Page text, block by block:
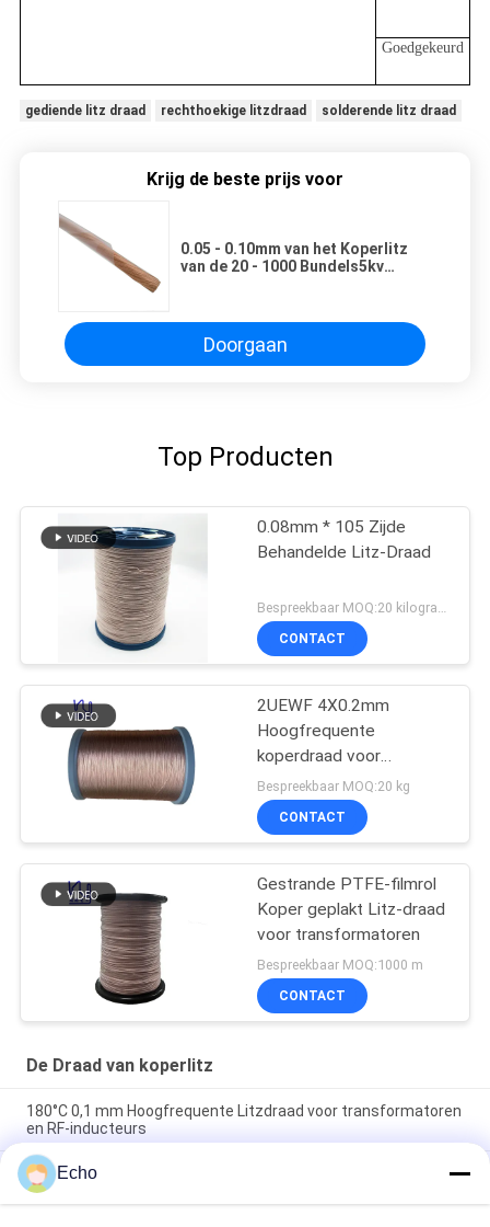
Goedgekeurd
gediende litz draad rechthoekige litzdraad solderende litz draad
Krijg de beste prijs voor
0.05 - 0.10mm van het Koperlitz
van de 20 - 1000 Bundels5kv
Magneet
Doorgaan
Top Producten
0.08mm * 105 Zijde
Behandelde Litz-Draad
Bespreekbaar MOQ:20 kilogram/Kilogram
CONTACT
2UEWF 4X0.2mm
Hoogfrequente
koperdraad voor
transformatoren
Bespreekbaar MOQ:20 kg
CONTACT
Gestrande PTFE-filmrol
Koper geplakt Litz-draad
voor transformatoren
Bespreekbaar MOQ:1000 m
CONTACT
De Draad van koperlitz
180°C 0,1 mm Hoogfrequente Litzdraad voor transformatoren
en RF-inducteurs
180°C Maximale temperatuur 0.1mm Draaddiameter 60
strengen Koper Litz draad voor hoogfrequente toepassingen
Echo